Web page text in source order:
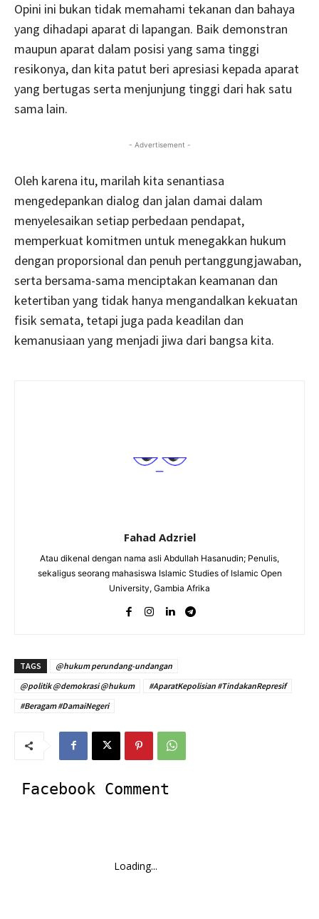
Opini ini bukan tidak memahami tekanan dan bahaya
yang dihadapi aparat di lapangan. Baik demonstran
maupun aparat dalam posisi yang sama tinggi
resikonya, dan kita patut beri apresiasi kepada aparat
yang bertugas serta menjunjung tinggi dari hak satu
sama lain.
- Advertisement -
Oleh karena itu, marilah kita senantiasa
mengedepankan dialog dan jalan damai dalam
menyelesaikan setiap perbedaan pendapat,
memperkuat komitmen untuk menegakkan hukum
dengan proporsional dan penuh pertanggungjawaban,
serta bersama-sama menciptakan keamanan dan
ketertiban yang tidak hanya mengandalkan kekuatan
fisik semata, tetapi juga pada keadilan dan
kemanusiaan yang menjadi jiwa dari bangsa kita.
Fahad Adzriel
Atau dikenal dengan nama asli Abdullah Hasanudin; Penulis,
sekaligus seorang mahasiswa Islamic Studies of Islamic Open
University, Gambia Afrika
TAGS
@hukum perundang-undangan
@politik @demokrasi @hukum
#AparatKepolisian #TindakanRepresif
#Beragam #DamaiNegeri
Facebook Comment
Loading...